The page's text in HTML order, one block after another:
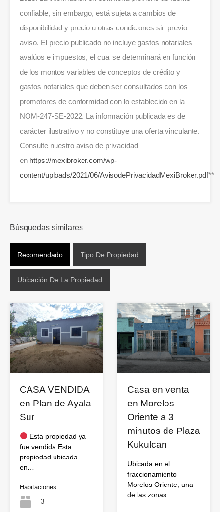
confiable, sin embargo, está sujeta a cambios de
disponibilidad y precio u otras condiciones sin previo
aviso. El precio publicado no incluye gastos notariales,
avalúos e impuestos, el cual se determinará en función
de los montos variables de conceptos de crédito y
gastos notariales que deben ser consultados con los
promotores de conformidad con lo establecido en la
NOM-247-SE-2022. La información publicada es de
carácter ilustrativo y no constituye una oferta vinculante.
Consulte nuestro aviso de privacidad
en https://mexibroker.com/wp-
content/uploads/2021/06/AvisodePrivacidadMexiBroker.pdf**
Búsquedas similares
Recomendado Tipo De Propiedad
Ubicación De La Propiedad
CASA VENDIDA
en Plan de Ayala
Sur
Esta propiedad ya
fue vendida Esta
propiedad ubicada
en…
Habitaciones
3
Casa en venta
en Morelos
Oriente a 3
minutos de Plaza
Kukulcan
Ubicada en el
fraccionamiento
Morelos Oriente, una
de las zonas…